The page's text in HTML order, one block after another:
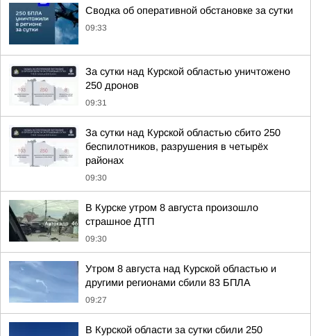
Сводка об оперативной обстановке за сутки
09:33
За сутки над Курской областью уничтожено
250 дронов
09:31
За сутки над Курской областью сбито 250
беспилотников, разрушения в четырёх
районах
09:30
В Курске утром 8 августа произошло
страшное ДТП
09:30
Утром 8 августа над Курской областью и
другими регионами сбили 83 БПЛА
09:27
В Курской области за сутки сбили 250